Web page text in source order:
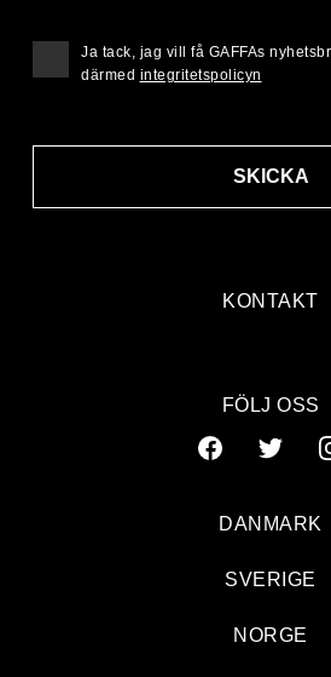
KONTAKT
SKICKA
Ja tack, jag vill få GAFFAs
därmed integritetspolicyn
FÖLJ OSS
DANMARK
SVERIGE
NORGE